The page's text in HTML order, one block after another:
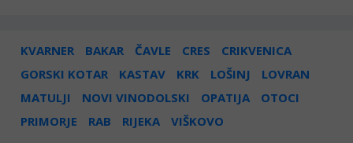
KVARNER BAKAR ČAVLE CRES
CRIKVENICA
GORSKI KOTAR
KASTAV KRK LOŠINJ
LOVRAN
MATULJI
NOVI VINODOLSKI OPATIJA
OTOCI
PRIMORJE
RAB RIJEKA VIŠKOVO